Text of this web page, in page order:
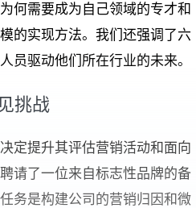
何需要成为自己领域的专才和
的实现方法。我们还强调了六
员驱动他们所在行业的未来。
挑战
定提升其评估营销活动和面向
请了一位来自标志性品牌的备
务是构建公司的营销归因和微